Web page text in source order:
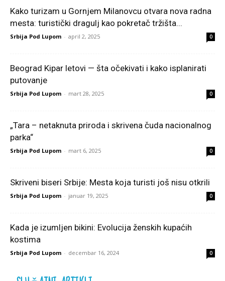
Kako turizam u Gornjem Milanovcu otvara nova radna
mesta: turistički dragulj kao pokretač tržišta...
Srbija Pod Lupom - april 2, 2025 0
Beograd Kipar letovi — šta očekivati i kako isplanirati
putovanje
Srbija Pod Lupom - mart 28, 2025 0
„Tara – netaknuta priroda i skrivena čuda nacionalnog
parka“
Srbija Pod Lupom - mart 6, 2025 0
Skriveni biseri Srbije: Mesta koja turisti još nisu otkrili
Srbija Pod Lupom - januar 19, 2025 0
Kada je izumljen bikini: Evolucija ženskih kupaćih
kostima
Srbija Pod Lupom - decembar 16, 2024 0